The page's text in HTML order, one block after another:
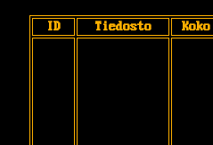
ID Tiedosto Koko